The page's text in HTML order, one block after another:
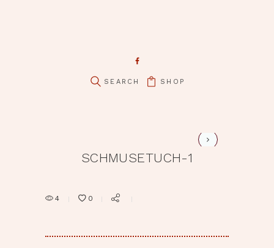
SHOP
schmusetuch-2
SCHMUSETUCH-1
4 0